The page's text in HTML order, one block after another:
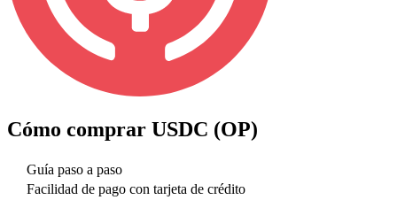
Cómo comprar USDC (OP)
Guía paso a paso
Facilidad de pago con tarjeta de crédito